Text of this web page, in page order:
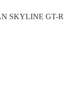
SKYLINE GT-R